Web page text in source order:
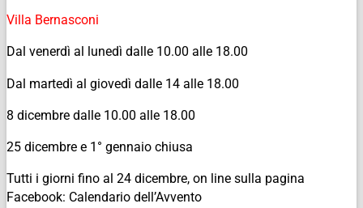
Villa Bernasconi
Dal venerdì al lunedì dalle 10.00 alle 18.00
Dal martedì al giovedì dalle 14 alle 18.00
8 dicembre dalle 10.00 alle 18.00
25 dicembre e 1° gennaio chiusa
Tutti i giorni fino al 24 dicembre, on line sulla pagina
Facebook: Calendario dell’Avvento